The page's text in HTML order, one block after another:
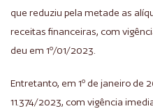
que reduziu pela metade as
receitas financeiras, com
deu em 1º/01/2023.
Entretanto, em 1º de janeiro de
11.374/2023, com vigência